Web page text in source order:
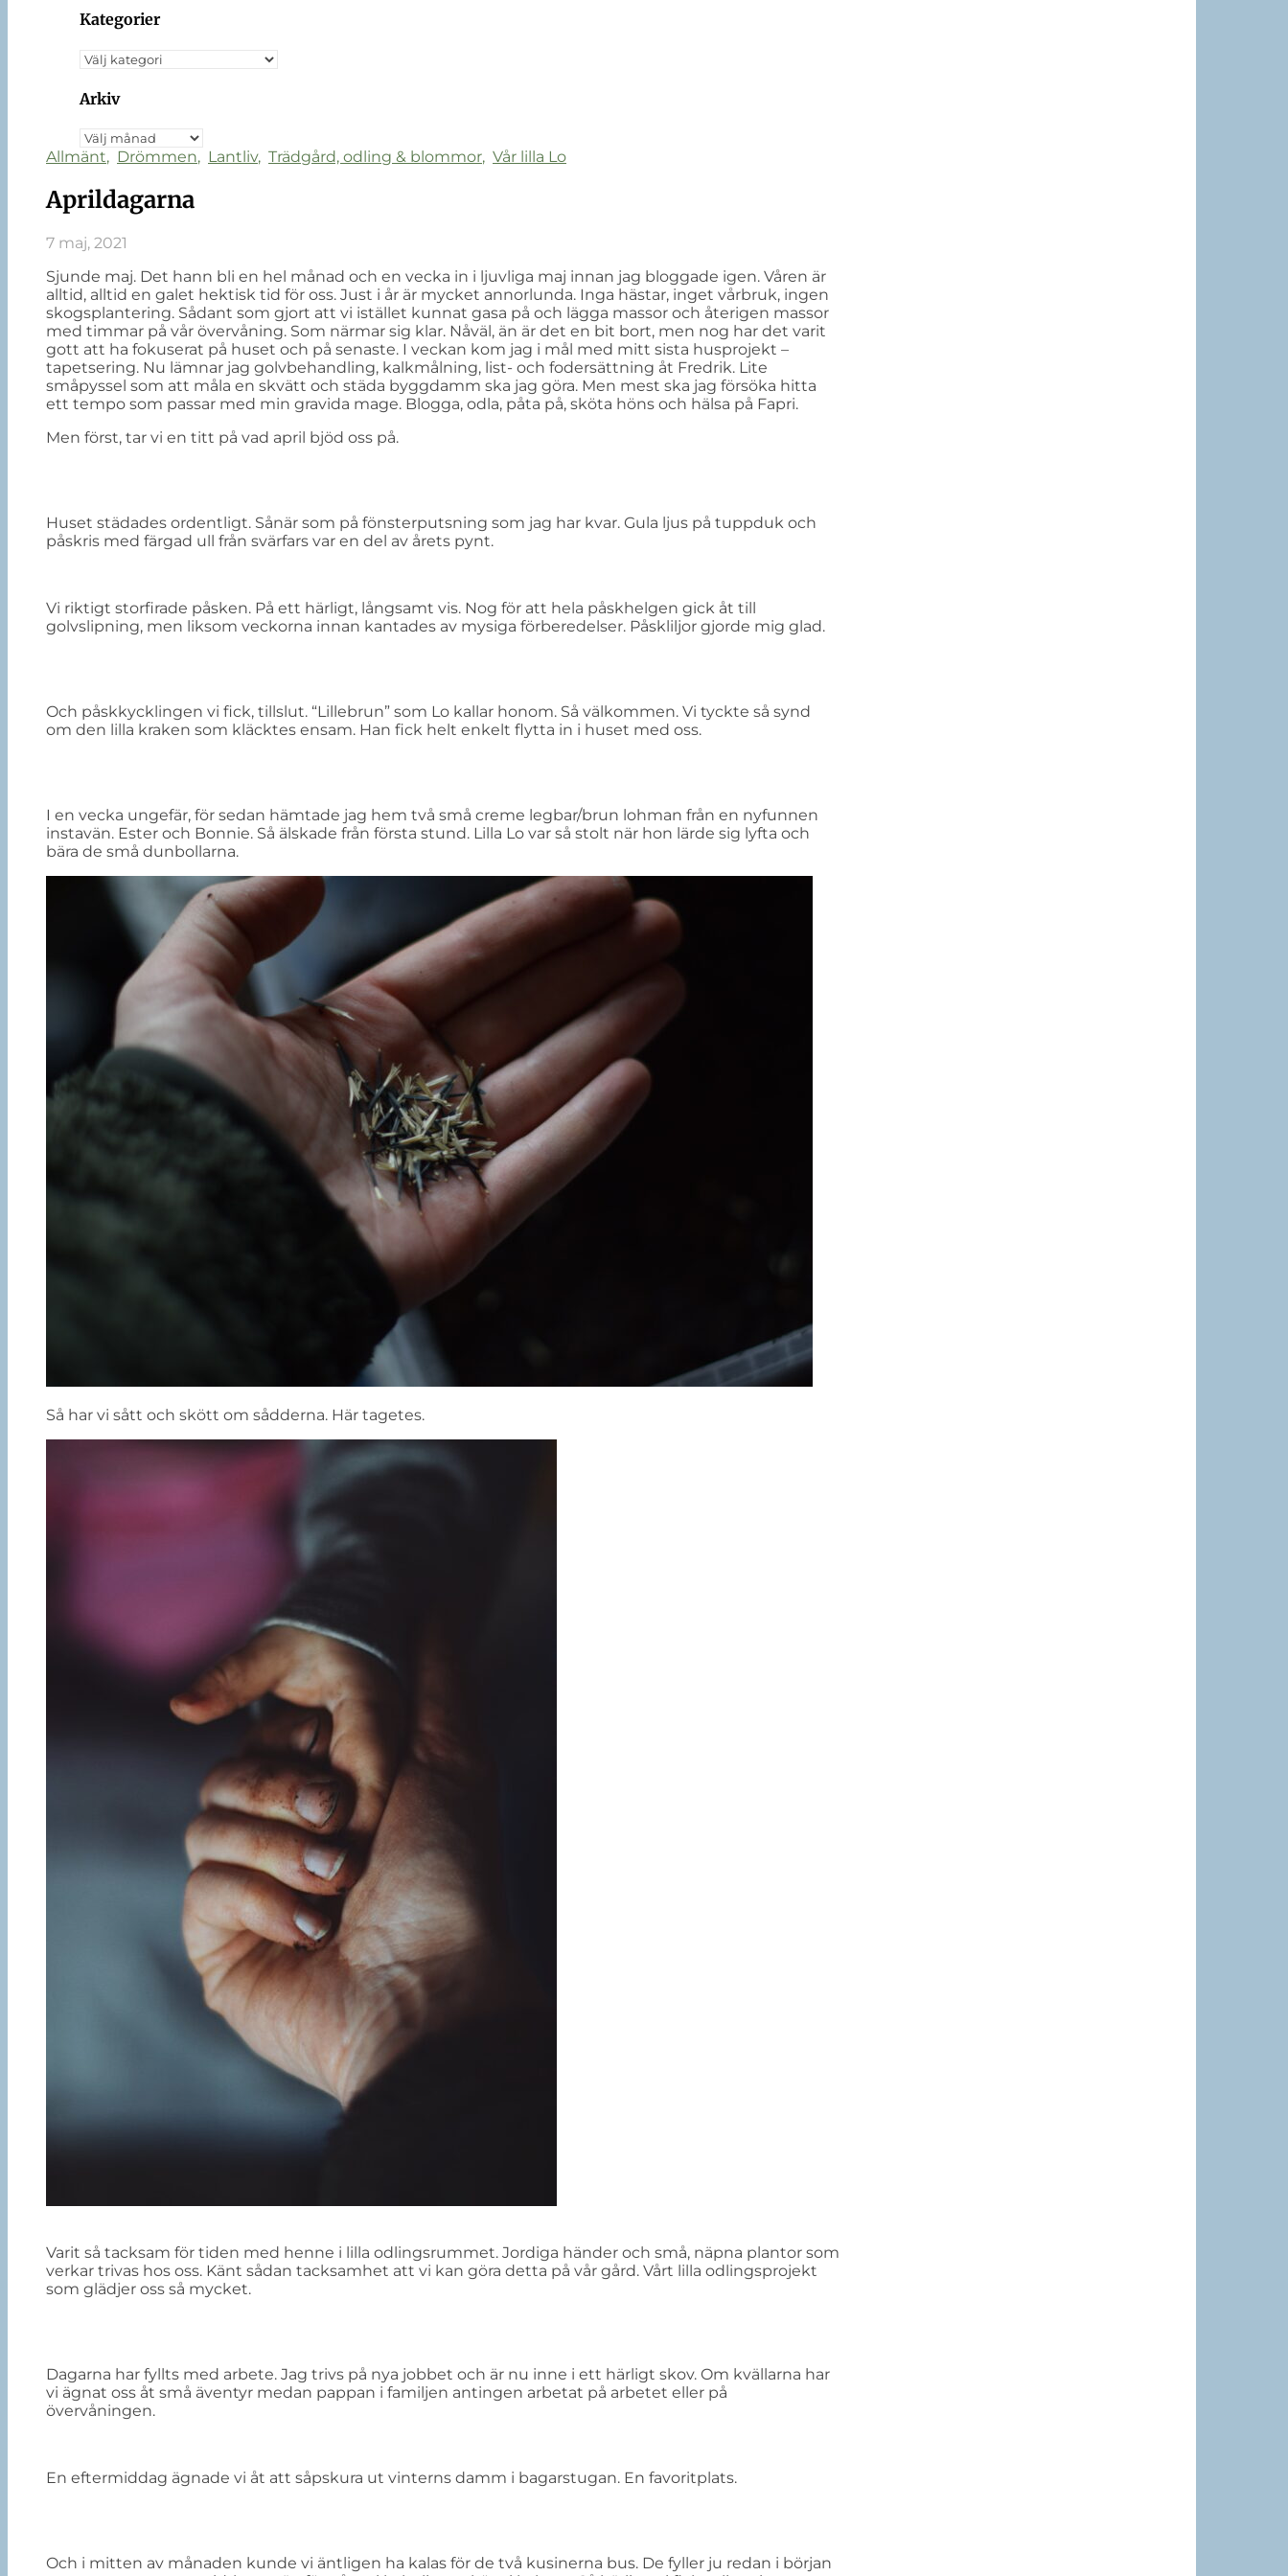
Kategorier
Kategorier
Arkiv
Arkiv
Allmänt, Drömmen, Lantliv, Trädgård, odling & blommor, Vår lilla Lo
Aprildagarna
7 maj, 2021
Sjunde maj. Det hann bli en hel månad och en vecka in i ljuvliga maj innan jag bloggade igen. Våren är
alltid, alltid en galet hektisk tid för oss. Just i år är mycket annorlunda. Inga hästar, inget vårbruk, ingen
skogsplantering. Sådant som gjort att vi istället kunnat gasa på och lägga massor och återigen massor
med timmar på vår övervåning. Som närmar sig klar. Nåväl, än är det en bit bort, men nog har det varit
gott att ha fokuserat på huset och på senaste. I veckan kom jag i mål med mitt sista husprojekt –
tapetsering. Nu lämnar jag golvbehandling, kalkmålning, list- och fodersättning åt Fredrik. Lite
småpyssel som att måla en skvätt och städa byggdamm ska jag göra. Men mest ska jag försöka hitta
ett tempo som passar med min gravida mage. Blogga, odla, påta på, sköta höns och hälsa på Fapri.
Men först, tar vi en titt på vad april bjöd oss på.
Huset städades ordentligt. Sånär som på fönsterputsning som jag har kvar. Gula ljus på tuppduk och
påskris med färgad ull från svärfars var en del av årets pynt.
Vi riktigt storfirade påsken. På ett härligt, långsamt vis. Nog för att hela påskhelgen gick åt till
golvslipning, men liksom veckorna innan kantades av mysiga förberedelser. Påskliljor gjorde mig glad.
Och påskkycklingen vi fick, tillslut. “Lillebrun” som Lo kallar honom. Så välkommen. Vi tyckte så synd
om den lilla kraken som kläcktes ensam. Han fick helt enkelt flytta in i huset med oss.
I en vecka ungefär, för sedan hämtade jag hem två små creme legbar/brun lohman från en nyfunnen
instavän. Ester och Bonnie. Så älskade från första stund. Lilla Lo var så stolt när hon lärde sig lyfta och
bära de små dunbollarna.
Så har vi sått och skött om sådderna. Här tagetes.
Varit så tacksam för tiden med henne i lilla odlingsrummet. Jordiga händer och små, näpna plantor som
verkar trivas hos oss. Känt sådan tacksamhet att vi kan göra detta på vår gård. Vårt lilla odlingsprojekt
som glädjer oss så mycket.
Dagarna har fyllts med arbete. Jag trivs på nya jobbet och är nu inne i ett härligt skov. Om kvällarna har
vi ägnat oss åt små äventyr medan pappan i familjen antingen arbetat på arbetet eller på
övervåningen.
En eftermiddag ägnade vi åt att såpskura ut vinterns damm i bagarstugan. En favoritplats.
Och i mitten av månaden kunde vi äntligen ha kalas för de två kusinerna bus. De fyller ju redan i början